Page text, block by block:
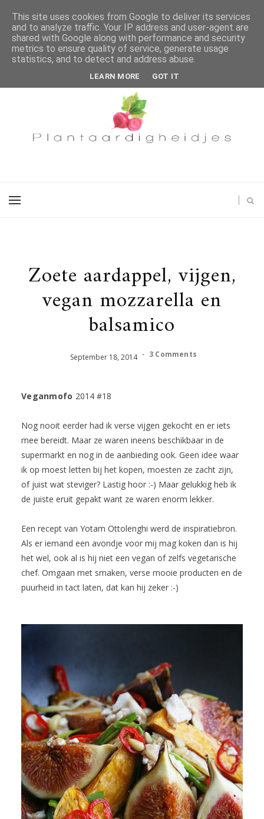
Zoete aardappel, vijgen,
vegan mozzarella en
balsamico
September 18, 2014 - 3 Comments
Veganmofo 2014 #18
Nog nooit eerder had ik verse vijgen gekocht en er iets
mee bereidt. Maar ze waren ineens beschikbaar in de
supermarkt en nog in de aanbieding ook. Geen idee waar
ik op moest letten bij het kopen, moesten ze zacht zijn,
of juist wat steviger? Lastig hoor :-) Maar gelukkig heb ik
de juiste eruit gepakt want ze waren enorm lekker.
Een recept van Yotam Ottolenghi werd de inspiratiebron.
Als er iemand een avondje voor mij mag koken dan is hij
het wel, ook al is hij niet een vegan of zelfs vegetarische
chef. Omgaan met smaken, verse mooie producten en de
puurheid in tact laten, dat kan hij zeker :-)
This site uses cookies from Google to deliver its services
and to analyze traffic. Your IP address and user-agent are
shared with Google along with performance and security
metrics to ensure quality of service, generate usage
statistics, and to detect and address abuse.
LEARN MORE GOT IT